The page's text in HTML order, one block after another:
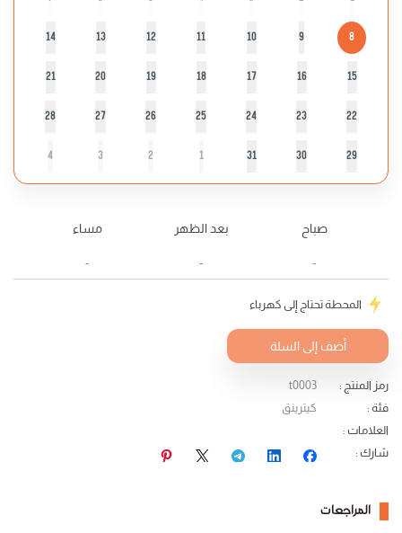
8
9
10
11
12
13
14
15
16
17
18
19
20
21
22
23
24
25
26
27
28
29
30
31
1
2
3
4
صباح
-
بعد الظهر
-
مساء
-
المحطة تحتاج إلى كهرباء
أضف إلى السلة
رمز المنتج :
t0003
فئة :
كيترينق
العلامات :
شارك :
المراجعات